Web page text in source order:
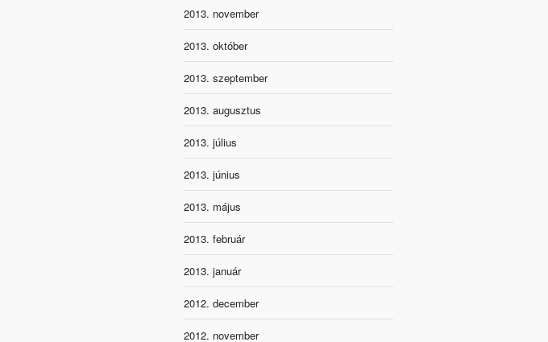
2013. november
2013. október
2013. szeptember
2013. augusztus
2013. július
2013. június
2013. május
2013. február
2013. január
2012. december
2012. november